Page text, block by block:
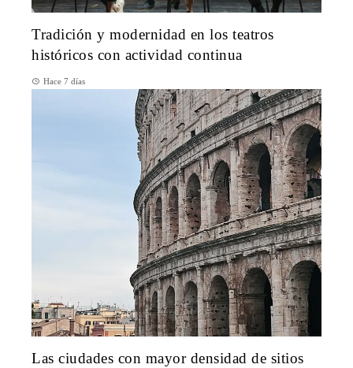
Tradición y modernidad en los teatros
históricos con actividad continua
Hace 7 días
Las ciudades con mayor densidad de sitios